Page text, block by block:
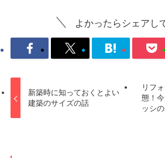
よかったらシェアし
新築時に知っておくとよい
建築のサイズの話
リフ
態！
ッシ